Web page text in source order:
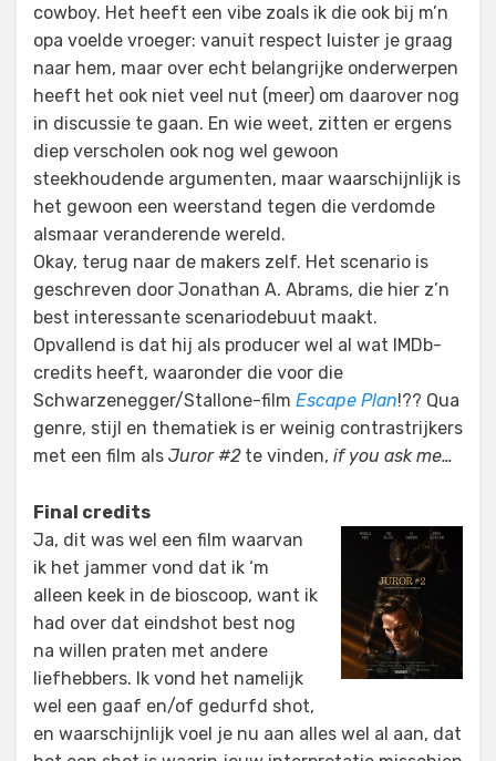
cowboy. Het heeft een vibe zoals ik die ook bij m’n
opa voelde vroeger: vanuit respect luister je graag
naar hem, maar over echt belangrijke onderwerpen
heeft het ook niet veel nut (meer) om daarover nog
in discussie te gaan. En wie weet, zitten er ergens
diep verscholen ook nog wel gewoon
steekhoudende argumenten, maar waarschijnlijk is
het gewoon een weerstand tegen die verdomde
alsmaar veranderende wereld.
Okay, terug naar de makers zelf. Het scenario is
geschreven door Jonathan A. Abrams, die hier z’n
best interessante scenariodebuut maakt.
Opvallend is dat hij als producer wel al wat IMDb-
credits heeft, waaronder die voor die
Schwarzenegger/Stallone-film Escape Plan!?? Qua
genre, stijl en thematiek is er weinig contrastrijkers
met een film als Juror #2te vinden, if you ask me…
Final credits
Ja, dit was wel een film waarvan
ik het jammer vond dat ik ‘m
alleen keek in de bioscoop, want ik
had over dat eindshot best nog
na willen praten met andere
liefhebbers. Ik vond het namelijk
wel een gaaf en/of gedurfd shot,
en waarschijnlijk voel je nu aan alles wel al aan, dat